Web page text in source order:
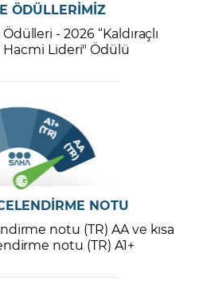
ÖDÜLLERİMİZ
- 2026 “Kaldıraçlı
Lideri" Ödülü
NOTU
notu (TR) AA ve kısa
notu (TR) A1+